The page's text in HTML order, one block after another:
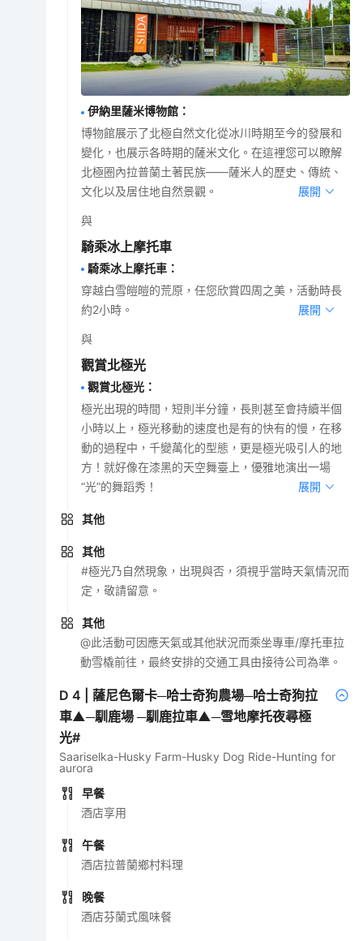
伊納里薩米博物館 ：
博物館展示了北極自然文化從冰川時期至今的發展和
變化，也展示各時期的薩米文化。在這裡您可以瞭解
北極圈內拉普蘭土著民族——薩米人的歷史、傳統、
文化以及居住地自然景觀。
展開
與
騎乘冰上摩托車
騎乘冰上摩托車 ：
穿越白雪皚皚的荒原，任您欣賞四周之美，活動時長
約2小時。
展開
與
觀賞北極光
觀賞北極光 ：
極光出現的時間，短則半分鐘，長則甚至會持續半個
小時以上，極光移動的速度也是有的快有的慢，在移
動的過程中，千變萬化的型態，更是極光吸引人的地
方！就好像在漆黑的天空舞臺上，優雅地演出一場
“光”的舞蹈秀！
展開
其他
其他
#極光乃自然現象，出現與否，須視乎當時天氣情況而
定，敬請留意。
其他
@此活動可因應天氣或其他狀況而乘坐專車/摩托車拉
動雪橇前往，最終安排的交通工具由接待公司為準。
D4
薩尼色爾卡─哈士奇狗農場─哈士奇狗拉
車▲─馴鹿場 ─馴鹿拉車▲─雪地摩托夜尋極
光#
Saariselka-Husky Farm-Husky Dog Ride-Hunting for
aurora
早餐
酒店享用
午餐
酒店拉普蘭鄉村料理
晚餐
酒店芬蘭式風味餐